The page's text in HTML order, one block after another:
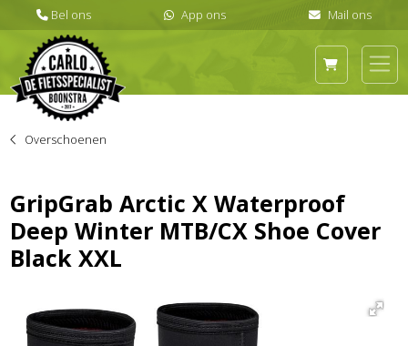
Overschoenen
GripGrab Arctic X Waterproof
Deep Winter MTB/CX Shoe Cover
Black XXL